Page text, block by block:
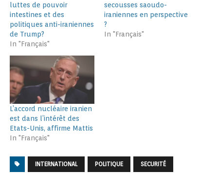
luttes de pouvoir
intestines et des
politiques anti-iraniennes
de Trump?
In "Français"
secousses saoudo-
iraniennes en perspective
?
In "Français"
L’accord nucléaire iranien
est dans l’intérêt des
Etats-Unis, affirme Mattis
In "Français"
INTERNATIONAL POLITIQUE SECURITÉ